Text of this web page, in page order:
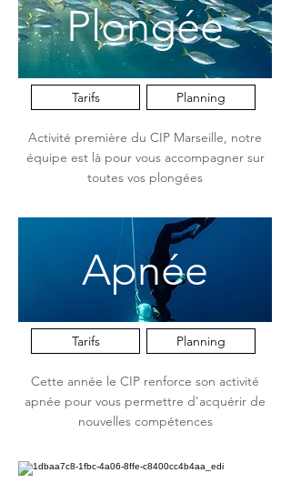
Plongée
Tarifs Planning
Activité première du CIP Marseille, notre
équipe est là pour vous accompagner sur
toutes vos plongées
Apnée
Tarifs Planning
Cette année le CIP renforce son activité
apnée pour vous permettre d'acquérir de
nouvelles compétences